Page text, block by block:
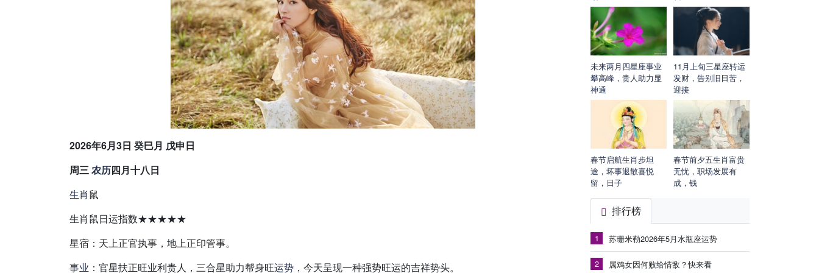
2026年6月3日 癸巳月 戊申日
周三农历四月十八日
生肖鼠
生肖鼠日运指数★★★★★
星宿：天上正官执事，地上正印管事。
事业 ：官星扶正旺业利贵人，三合星助力帮身旺运势 ，今天呈现一种强势旺运的吉祥势头。
未来两月四星座事业
攀高峰，贵人助力显
神通
11月上旬三星座转运
发财，告别旧日苦，
迎接
春节启航生肖步坦
途，坏事退散喜悦
留，日子
春节前夕五生肖富贵
无忧，职场发展有
成，钱
排行榜
1 苏珊米勒2026年5月水瓶座运势
2 属鸡女因何败给情敌？快来看